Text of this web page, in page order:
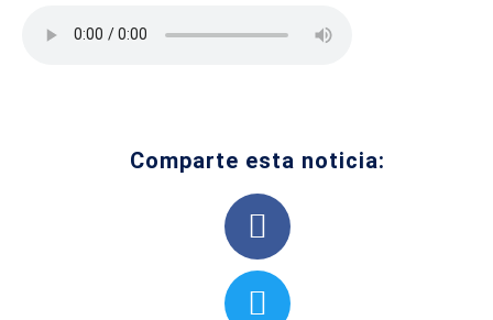
Comparte esta noticia: